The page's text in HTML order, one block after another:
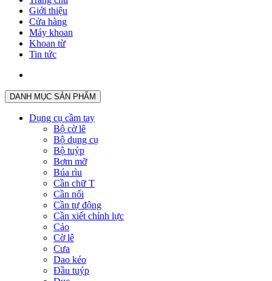
Giới thiệu
Cửa hàng
Máy khoan
Khoan từ
Tin tức
DANH MỤC SẢN PHẨM
Dụng cụ cầm tay
Bộ cờ lê
Bộ dụng cụ
Bộ tuýp
Bơm mỡ
Búa rìu
Cần chữ T
Cần nối
Cần tự động
Cần xiết chỉnh lực
Cảo
Cờ lê
Cưa
Dao kéo
Đầu tuýp